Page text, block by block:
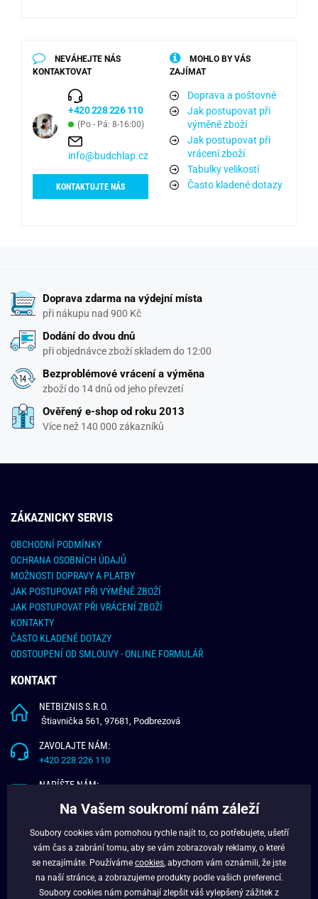
NEVÁHEJTE NÁS
KONTAKTOVAT
+420 228 226 110
(Po - Pá: 8-16:00)
info@budchlap.cz
KONTAKTUJTE NÁS
MOHLO BY VÁS
ZAJÍMAT
Doprava a poštovné
Jak postupovat při
výměně zboží
Jak postupovat při
vrácení zboží
Tabulky velikostí
Často kladené dotazy
Doprava zdarma na výdejní místa
při nákupu nad 900 Kč
Dodání do dvou dnů
při objednávce zboží skladem do 12:00
Bezproblémové vrácení a výměna
zboží do 14 dnů od jeho převzetí
Ověřený e-shop od roku 2013
Více než 140 000 zákazníků
ZÁKAZNICKY SERVIS
OBCHODNÍ PODMÍNKY
OCHRANA OSOBNÍCH ÚDAJŮ
MOŽNOSTI DOPRAVY A PLATBY
JAK POSTUPOVAT PŘI VÝMĚNĚ ZBOŽÍ
JAK POSTUPOVAT PŘI VRÁCENÍ ZBOŽÍ
KONTAKTY
ČASTO KLADENÉ DOTAZY
ODSTOUPENÍ OD SMLOUVY - ONLINE FORMULÁŘ
KONTAKT
NETBIZNIS S.R.O.
Štiavnička 561, 97681, Podbrezová
ZAVOLAJTE NÁM:
+420 228 226 110
NAPÍŠTE NÁM:
O NÁS
VĚRNOSTNÍ PROGRAM
Na Vašem soukromí nám záleží
Soubory cookies vám pomohou rychle najít to, co potřebujete, ušetří
vám čas a zabrání tomu, aby se vám zobrazovaly reklamy, o které
se nezajímáte. Používáme cookies , abychom vám oznámili, že jste
na naší stránce, a zobrazujeme produkty podle vašich preferencí.
Soubory cookies nám pomáhají zlepšit váš vylepšený zážitek z